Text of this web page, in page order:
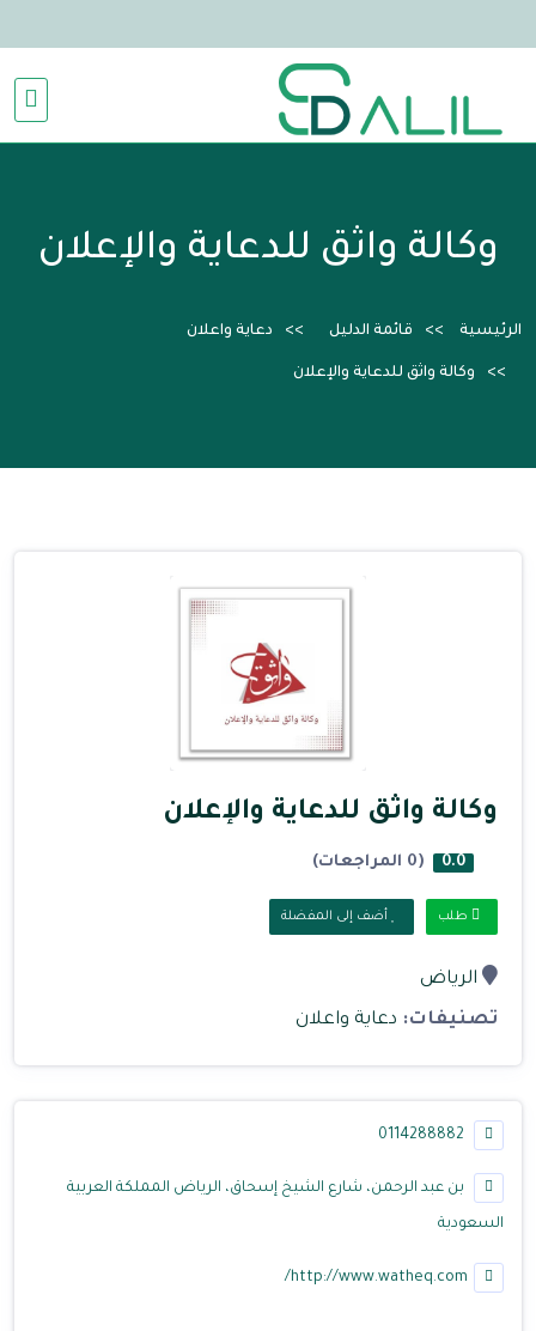
وكالة واثق للدعاية والإعلان
الرئيسية قائمة الدليل دعاية واعلان
وكالة واثق للدعاية والإعلان
وكالة واثق للدعاية والإعلان
0.0 (0 المراجعات)
طلب أضف إلى المفضلة
الرياض
تصنيفات: دعاية واعلان
بن عبد الرحمن، ‏شارع الشيخ إسحاق، الرياض المملكة العربية
السعودية
http://www.watheq.com/